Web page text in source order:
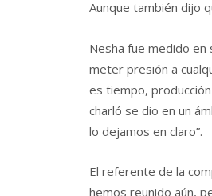
Aunque también dijo
Nesha fue medido
meter presión a
es tiempo,
charló se dio en un
lo dejamos en claro”.
El referente de la
hemos reunido aún,